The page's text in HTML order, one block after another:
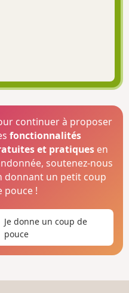
continuer à proposer
fonctionnalités
et pratiques en
soutenez-nous
donnant un petit coup
pouce !
Je donne un coup de
pouce